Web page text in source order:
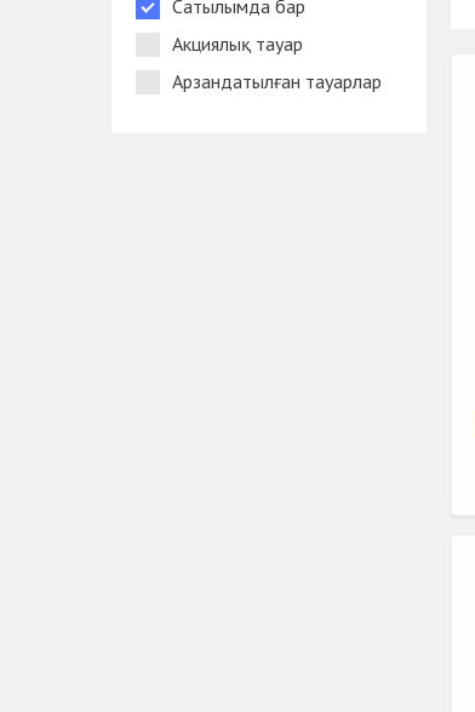
Сатылымда бар
Акциялық тауар
Арзандатылған тауарлар